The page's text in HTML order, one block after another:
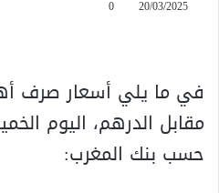
20/03/2025
0
في ما يلي أسعار صرف
حسب بنك المغرب: